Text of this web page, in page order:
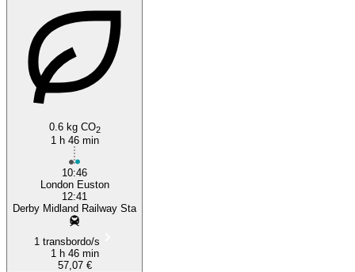
0.6 kg CO2
1 h 46 min
10:46
London Euston
12:41
Derby Midland Railway Sta
1 transbordo/s
1 h 46 min
57,07 €